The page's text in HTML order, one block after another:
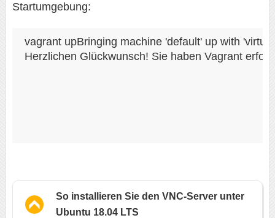
Startumgebung:
vagrant upBringing machine 'default' up with
Herzlichen Glückwunsch! Sie haben Vagrant
So installieren Sie den VNC-Server unter
Ubuntu 18.04 LTS